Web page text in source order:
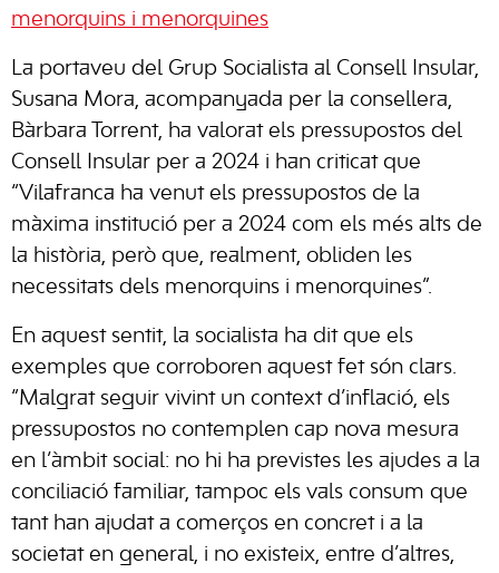
menorquins i menorquines
La portaveu del Grup Socialista al Consell Insular,
Susana Mora, acompanyada per la consellera,
Bàrbara Torrent, ha valorat els pressupostos del
Consell Insular per a 2024 i han criticat que
“Vilafranca ha venut els pressupostos de la
màxima institució per a 2024 com els més alts de
la història, però que, realment, obliden les
necessitats dels menorquins i menorquines”.
En aquest sentit, la socialista ha dit que els
exemples que corroboren aquest fet són clars.
“Malgrat seguir vivint un context d’inflació, els
pressupostos no contemplen cap nova mesura
en l’àmbit social: no hi ha previstes les ajudes a la
conciliació familiar, tampoc els vals consum que
tant han ajudat a comerços en concret i a la
societat en general, i no existeix, entre d’altres,